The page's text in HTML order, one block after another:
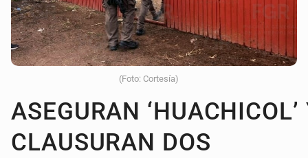
(Foto: Cortesía)
ASEGURAN ‘HUACHICOL’
CLAUSURAN DOS